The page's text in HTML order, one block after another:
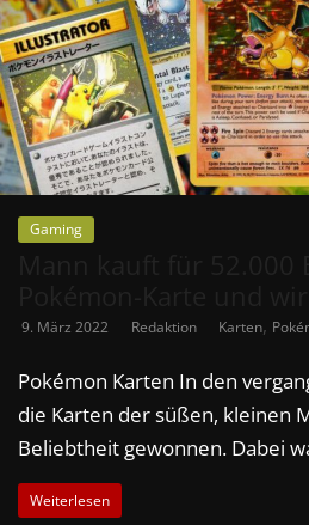
Gaming
9. März 2022 Redaktion Karten,
Pokémon Karten In den
die Karten der süßen, kleinen
Beliebtheit gewonnen. Dabei
Weiterlesen